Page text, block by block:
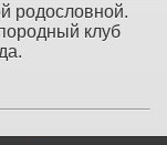
родословной.
клуб